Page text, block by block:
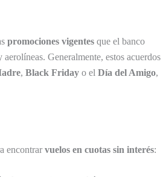
promociones vigentes que el banco
Generalmente, estos acuerdos
, Black Friday o el Día del Amigo,
encontrar vuelos en cuotas sin interés: